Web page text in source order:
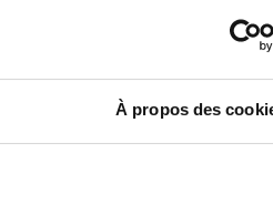
À propos des